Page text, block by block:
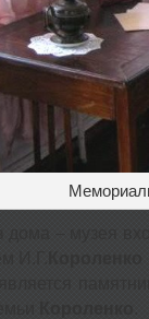
дома – музея
И.Г. Короленко
Короленко .